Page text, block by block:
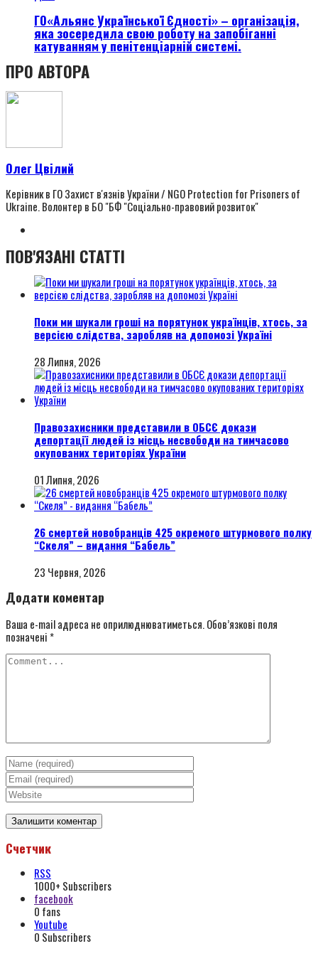
ГО«Альянс Української Єдності» – організація,
яка зосередила свою роботу на запобіганні
катуванням у пенітенціарній системі.
ПРО АВТОРА
Олег Цвілий
Керівник в ГО Захист в'язнів України / NGO Protection for Prisoners of
Ukraine. Волонтер в БО "БФ "Соціально-правовий розвиток"
ПОВ'ЯЗАНІ СТАТТІ
Поки ми шукали гроші на порятунок українців, хтось, за
версією слідства, заробляв на допомозі Україні
28 Липня, 2026
Правозахисники представили в ОБСЄ докази
депортації людей із місць несвободи на тимчасово
окупованих територіях України
01 Липня, 2026
26 смертей новобранців 425 окремого штурмового полку
“Скеля” – видання “Бабель”
23 Червня, 2026
Додати коментар
Ваша e-mail адреса не оприлюднюватиметься.Обов’язкові поля
позначені *
Счетчик
RSS
1000+ Subscribers
facebook
0 fans
Youtube
0 Subscribers